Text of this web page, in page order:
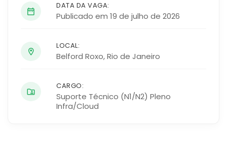
DATA DA VAGA:
Publicado em 19 de julho de 2026
LOCAL:
Belford Roxo,Rio de Janeiro
CARGO:
Suporte Técnico (N1/N2) Pleno
Infra/Cloud